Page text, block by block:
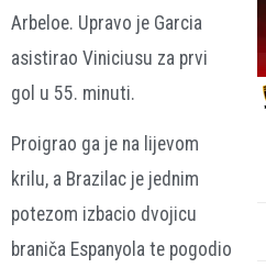
Arbeloe. Upravo je Garcia
asistirao Viniciusu za prvi
gol u 55. minuti.
Proigrao ga je na lijevom
krilu, a Brazilac je jednim
potezom izbacio dvojicu
braniča Espanyola te pogodio